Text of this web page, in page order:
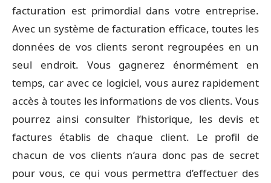
facturation est primordial dans votre entreprise.
Avec un système de facturation efficace, toutes les
données de vos clients seront regroupées en un
seul endroit. Vous gagnerez énormément en
temps, car avec ce logiciel, vous aurez rapidement
accès à toutes les informations de vos clients. Vous
pourrez ainsi consulter l’historique, les devis et
factures établis de chaque client. Le profil de
chacun de vos clients n’aura donc pas de secret
pour vous, ce qui vous permettra d’effectuer des